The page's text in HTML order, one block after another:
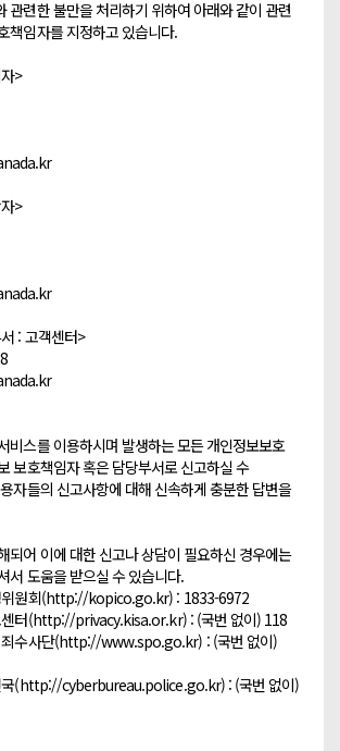
관련한 불만을 처리하기 위하여 아래와 같이 관련
책임자를 지정하고 있습니다.
>
>
: 고객센터>
비스를 이용하시며 발생하는 모든 개인정보보호
보호책임자 혹은 담당부서로 신고하실 수
자들의 신고사항에 대해 신속하게 충분한 답변을
되어 이에 대한 신고나 상담이 필요하신 경우에는
서 도움을 받으실 수 있습니다.
위원회(http://kopico.go.kr) : 1833-6972
센터(http://privacy.kisa.or.kr) : (국번 없이) 118
죄수사단(http://www.spo.go.kr) : (국번 없이)
국(http://cyberbureau.police.go.kr) : (국번 없이)